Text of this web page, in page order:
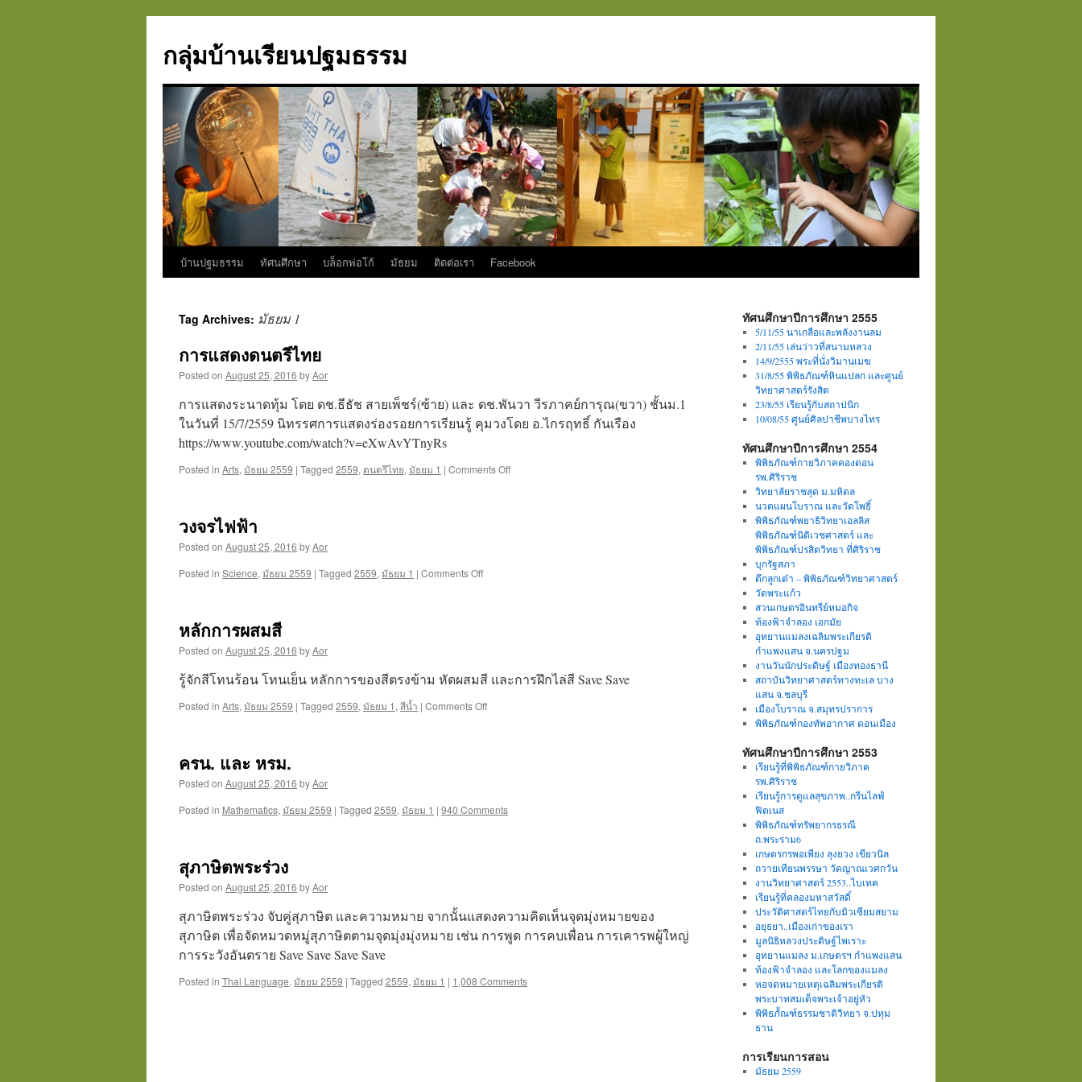
กลุ่มบ้านเรียนปฐมธรรม
Skip
content
บ้านปฐมธรรม ทัศนศึกษา บล็อกพ่อโก้ มัธยม ติดต่อเรา Facebook
Tag Archives: มัธยม 1
การแสดงดนตรีไทย
Posted on August 25, 2016 byAor
การแสดงระนาดทุ้ม โดย ดช.ธีธัช สายเพ็ชร์(ซ้าย) และ ดช.พันวา วีรภาคย์การุณ(ขวา) ชั้นม.1
ในวันที่ 15/7/2559 นิทรรศการแสดงร่องรอยการเรียนรู้ คุมวงโดย อ.ไกรฤทธิ์ กันเรือง
https://www.youtube.com/watch?v=eXwAvYTnyRs
Posted in Arts, มัธยม 2559 | Tagged 2559, ดนตรีไทย, มัธยม 1 | Comments Offon
วงจรไฟฟ้า
Posted on August 25, 2016 byAor
Posted in Science, มัธยม 2559 | Tagged 2559, มัธยม 1 | Comments Offon
หลักการผสมสี
Posted on August 25, 2016 byAor
รู้จักสีโทนร้อน โทนเย็น หลักการของสีตรงข้าม หัดผสมสี และการฝึกไล่สี Save Save
Posted in Arts, มัธยม 2559 | Tagged 2559, มัธยม 1 , สีน้ำ | Comments Offon
ครน. และ หรม.
Posted on August 25, 2016 byAor
Posted in Mathematics, มัธยม 2559 | Tagged 2559, มัธยม 1 | 940 Comments
สุภาษิตพระร่วง
Posted on August 25, 2016 byAor
สุภาษิตพระร่วง จับคู่สุภาษิต และความหมาย จากนั้นแสดงความคิดเห็นจุดมุ่งหมายของ
สุภาษิต เพื่อจัดหมวดหมู่สุภาษิตตามจุดมุ่งมุ่งหมาย เช่น การพูด การคบเพื่อน การเคารพผู้ใหญ่
การระวังอันตราย Save Save Save Save
Posted in Thai Language, มัธยม 2559 | Tagged 2559, มัธยม 1 | 1,008 Comments
ทัศนศึกษาปีการศึกษา 2555
5/11/55 นาเกลือและพลังงานลม
2/11/55 เล่นว่าวที่สนามหลวง
14/9/2555 พระที่นั่งวิมานเมฆ
31/8/55 พิพิธภัณฑ์หินแปลก และศูนย์
วิทยาศาสตร์รังสิต
23/8/55 เรียนรู้กับสถาปนิก
10/08/55 ศูนย์ศิลปาชีพบางไทร
ทัศนศึกษาปีการศึกษา 2554
พิพิธภัณฑ์กายวิภาคคองดอน
รพ.ศิริราช
วิทยาลัยราชสุด ม.มหิดล
นวดแผนโบราณ และวัดโพธิ์
พิพิธภัณฑ์พยาธิวิทยาเอลลิส
พิพิธภัณฑ์นิติเวชศาสตร์ และ
พิพิธภัณฑ์ปรสิตวิทยา ที่ศิริราช
บุกรัฐสภา
ตึกลูกเต๋า – พิพิธภัณฑ์วิทยาศาสตร์
วัดพระแก้ว
สวนเกษตรอินทรีย์หมอกิจ
ท้องฟ้าจำลอง เอกมัย
อุทยานแมลงเฉลิมพระเกียรติ
กำแพงแสน จ.นครปฐม
งานวันนักประดิษฐ์ เมืองทองธานี
สถาบันวิทยาศาสตร์ทางทะเล บาง
แสน จ.ชลบุรี
เมืองโบราณ จ.สมุทรปราการ
พิพิธภัณฑ์กองทัพอากาศ ดอนเมือง
ทัศนศึกษาปีการศึกษา 2553
เรียนรู้ที่พิพิธภัณฑ์กายวิภาค
รพ.ศิริราช
เรียนรู้การดูแลสุขภาพ..กรีนไลฟ์
ฟิตเนส
พิพิธภัณฑ์ทรัพยากรธรณี
ถ.พระราม6
เกษตรกรพอเพียง ลุงยวง เขียวนิล
ถวายเทียนพรรษา วัดญาณเวศกวัน
งานวิทยาศาสตร์ 2553..ไบเทค
เรียนรู้ที่คลองมหาสวัสดิ์
ประวัติศาสตร์ไทยกับมิวเซียมสยาม
อยุธยา..เมืองเก่าของเรา
มูลนิธิหลวงประดิษฐ์ไพเราะ
อุทยานแมลง ม.เกษตรฯ กำแพงแสน
ท้องฟ้าจำลอง และโลกของแมลง
หอจดหมายเหตุเฉลิมพระเกียรติ
พระบาทสมเด็จพระเจ้าอยู่หัว
พิพิธภััณฑ์ธรรมชาติวิทยา จ.ปทุม
ธาน
การเรียนการสอน
มัธยม 2559